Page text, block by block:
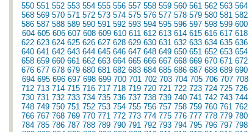
550 551 552 553 554 555 556 557 558 559 560 561 562 563 564
568 569 570 571 572 573 574 575 576 577 578 579 580 581 582
586 587 588 589 590 591 592 593 594 595 596 597 598 599 600
604 605 606 607 608 609 610 611 612 613 614 615 616 617 618
622 623 624 625 626 627 628 629 630 631 632 633 634 635 636
640 641 642 643 644 645 646 647 648 649 650 651 652 653 654
658 659 660 661 662 663 664 665 666 667 668 669 670 671 672
676 677 678 679 680 681 682 683 684 685 686 687 688 689 690
694 695 696 697 698 699 700 701 702 703 704 705 706 707 708
712 713 714 715 716 717 718 719 720 721 722 723 724 725 726
730 731 732 733 734 735 736 737 738 739 740 741 742 743 744
748 749 750 751 752 753 754 755 756 757 758 759 760 761 762
766 767 768 769 770 771 772 773 774 775 776 777 778 779 780
784 785 786 787 788 789 790 791 792 793 794 795 796 797 798